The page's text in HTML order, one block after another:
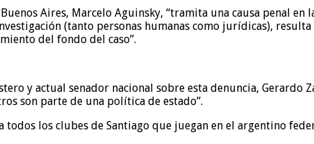
Aires, Marcelo Aguinsky, “tramita una causa penal
(tanto personas humanas como jurídicas),
del fondo del caso”.
y actual senador nacional sobre esta denuncia, Gerardo
son parte de una política de estado”.
los clubes de Santiago que juegan en el argentino